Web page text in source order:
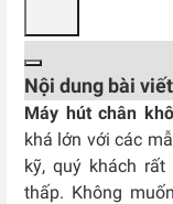
Nội dung bài viết
Máy hút chân
khá lớn với các
kỹ, quý khách
thấp. Không